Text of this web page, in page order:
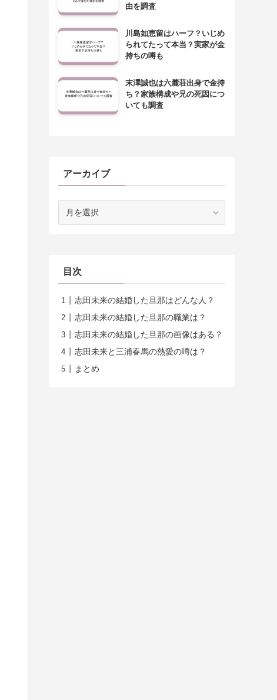
由を調査
川島如恵留はハーフ？いじめ
られてたって本当？実家が金
持ちの噂も
末澤誠也は六麓荘出身で金持
ち？家族構成や兄の死因につ
いても調査
アーカイブ
目次
志田未来の結婚した旦那はどんな人？
志田未来の結婚した旦那の職業は？
志田未来の結婚した旦那の画像はある？
志田未来と三浦春馬の熱愛の噂は？
まとめ